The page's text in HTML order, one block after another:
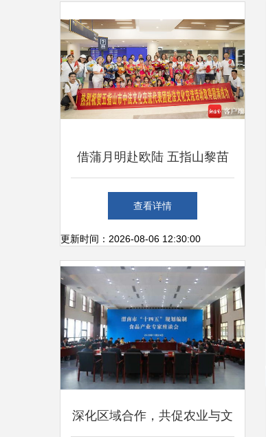
借蒲月明赴欧陆 五指山黎苗
童声合唱团归来启示录
查看详情
更新时间：2026-08-06 12:30:00
深化区域合作，共促农业与文